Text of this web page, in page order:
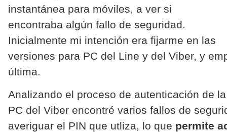
instantánea para móviles, a ver si
encontraba algún fallo de seguridad.
Inicialmente mi intención era fijarme en las
versiones para PC del Line y del Viber, y
última.
Analizando el proceso de autenticación de
PC del Viber encontré varios fallos de
averiguar el PIN que utliza, lo que permite